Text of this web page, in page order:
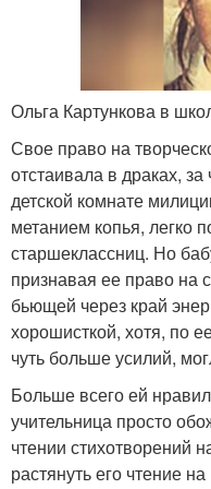
Ольга Картункова в
Свое право на
отстаивала в драках,
детской комнате
метанием копья, легко
старшеклассниц. Но
признавая ее право на
бьющей через край
хорошисткой, хотя, по
чуть больше усилий,
Больше всего ей
учительница просто
чтении стихотворений
растянуть его чтение